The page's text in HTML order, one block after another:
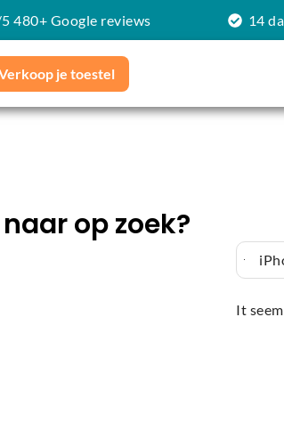
480+ Google reviews 14
je toestel
op zoek?
It